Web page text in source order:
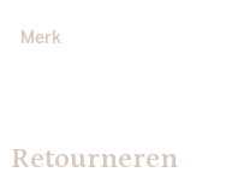
Merk
Retourneren